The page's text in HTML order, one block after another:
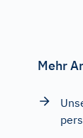
Mehr